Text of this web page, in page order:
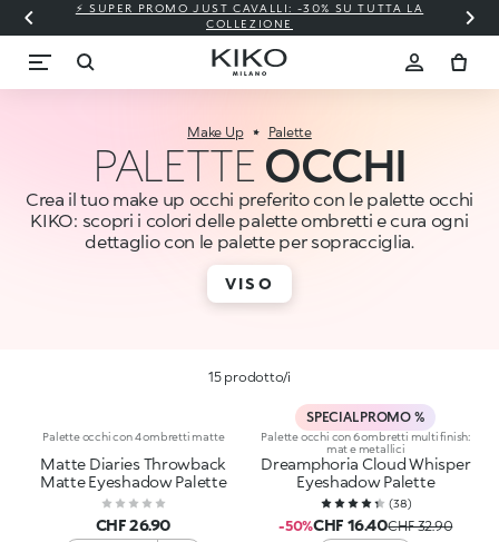
⚡ SUPER PROMO JUST CAVALLI: -30% SU TUTTA LA
COLLEZIONE
Make Up Palette
PALETTE OCCHI
Crea il tuo make up occhi preferito con le palette occhi
KIKO: scopri i colori delle palette ombretti e cura ogni
dettaglio con le palette per sopracciglia.
VISO
15 prodotto/i
Palette occhi con 4 ombretti matte
Matte Diaries Throwback
Matte Eyeshadow Palette
CHF 26.90
SPECIAL PROMO %
Palette occhi con 6 ombretti multi finish:
mat e metallici
Dreamphoria Cloud Whisper
Eyeshadow Palette
(38)
-50%CHF 16.40CHF 32.90